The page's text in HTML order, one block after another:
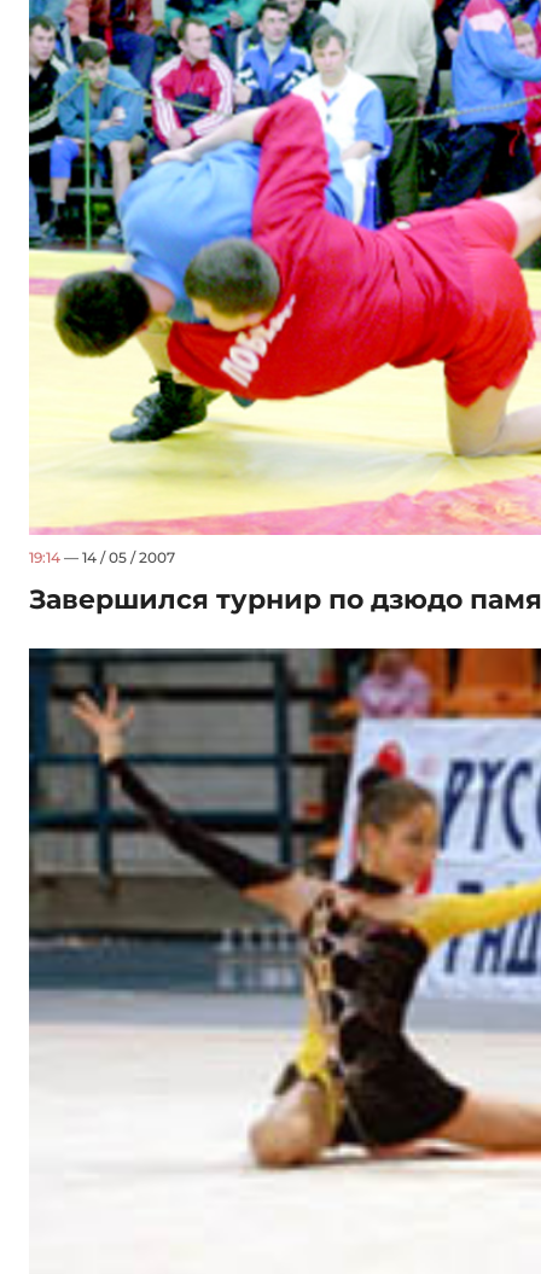
19:14 — 14 / 05 / 2007
Завершился турнир по дзюдо